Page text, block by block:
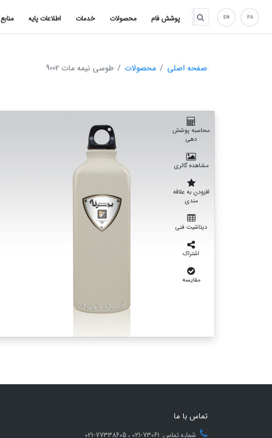
FA
EN پوشش فام محصولات خدمات اطلاعات پایه منابع
صفحه اصلی محصولات طوسی نیمه مات 9002
محاسبه پوشش
دهی
مشاهده گالری
افزودن به علاقه
مندی
دیتاشیت فنی
اشتراک
مقایسه
تماس با ما
شماره تماس: 73061-021 ، 77338605-021